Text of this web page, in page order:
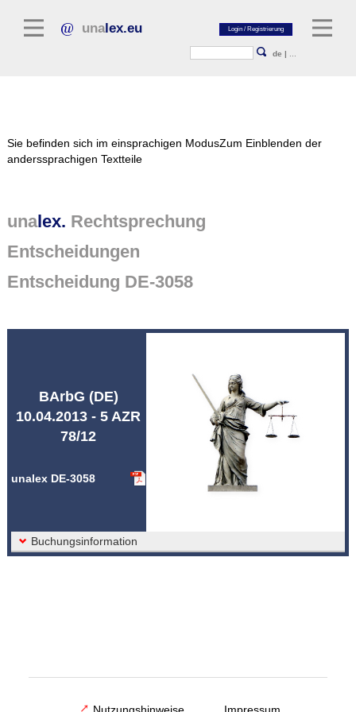
unalex.eu
de |
Normtexte
Rechtsprechung
Sie befinden sich im einsprachigen ModusZum Einblenden der
anderssprachigen Textteile
unalex. Rechtsprechung
Entscheidungen
Entscheidung DE-3058
BArbG (DE)
10.04.2013 - 5 AZR
78/12
unalex DE-3058
Buchungsinformation
Nutzungshinweise Impressum